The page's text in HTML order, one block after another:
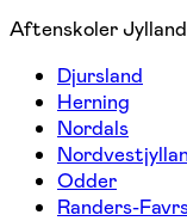
Aftenskoler Jylland
Djursland
Herning
Nordals
Odder
Randers-